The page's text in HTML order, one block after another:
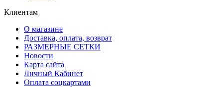
Клиентам
О магазине
Доставка, оплата, возврат
РАЗМЕРНЫЕ СЕТКИ
Новости
Карта сайта
Личный Кабинет
Оплата соцкартами